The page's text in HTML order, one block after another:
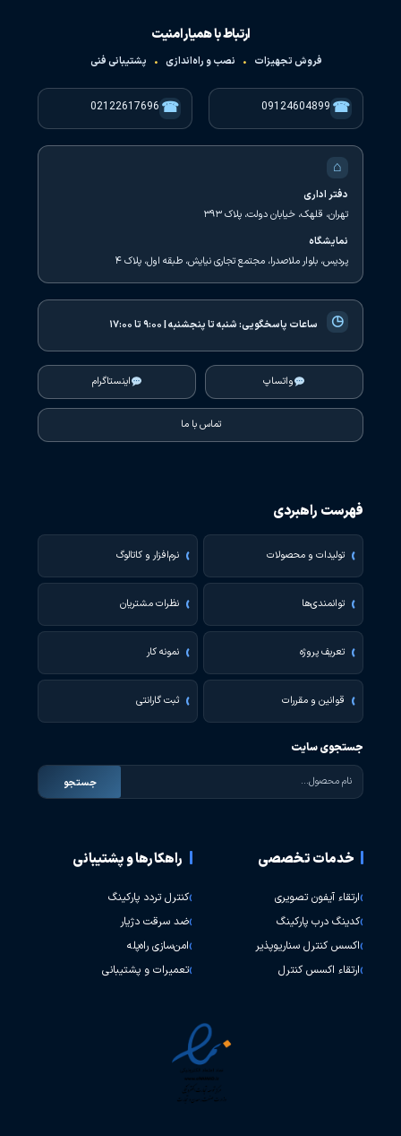
ارتباط با همیار امنیت
فروش تجهیزات • نصب و راه‌اندازی • پشتیبانی فنی
☎
09124604899
☎
02122617696
⌂
دفتر اداری
تهران، قلهک، خیابان دولت، پلاک ۳۹۳
نمایشگاه
پردیس، بلوار ملاصدرا، مجتمع تجاری نیایش، طبقه اول، پلاک ۴
◷ ساعات پاسخگویی:شنبه تا پنجشنبه | ۹:۰۰ تا ۱۷:۰۰
واتساپ اینستاگرام
تماس با ما
فهرست راهبردی
تولیدات و محصولات نرم‌افزار و کاتالوگ
توانمندی‌ها نظرات مشتریان
تعریف پروژه نمونه کار
قوانین و مقررات ثبت گارانتی
جستجوی سایت
جستجو
خدمات تخصصی
ارتقاء آیفون تصویری
کدینگ درب پارکینگ
اکسس کنترل سناریوپذیر
ارتقاء اکسس کنترل
راهکارها و پشتیبانی
کنترل تردد پارکینگ
ضد سرقت دژیار
امن‌سازی راه‌پله
تعمیرات و پشتیبانی